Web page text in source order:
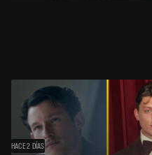
HACE 2 DÍAS